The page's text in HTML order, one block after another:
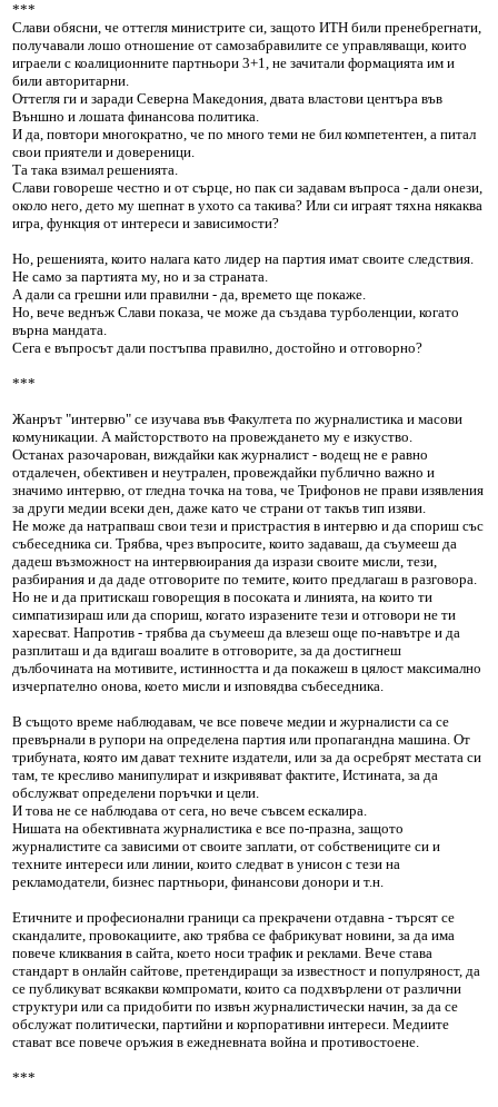
***
Слави обясни, че оттегля министрите си, защото ИТН били пренебрегнати,
получавали лошо отношение от самозабравилите се управляващи, които
играели с коалиционните партньори 3+1, не зачитали формацията им и
били авторитарни.
Оттегля ги и заради Северна Македония, двата властови центъра във
Външно и лошата финансова политика.
И да, повтори многократно, че по много теми не бил компетентен, а питал
свои приятели и довереници.
Та така взимал решенията.
Слави говореше честно и от сърце, но пак си задавам въпроса - дали онези,
около него, дето му шепнат в ухото са такива? Или си играят тяхна някаква
игра, функция от интереси и зависимости?
Но, решенията, които налага като лидер на партия имат своите следствия.
Не само за партията му, но и за страната.
А дали са грешни или правилни - да, времето ще покаже.
Но, вече веднъж Слави показа, че може да създава турболенции, когато
върна мандата.
Сега е въпросът дали постъпва правилно, достойно и отговорно?
***
Жанрът "интервю" се изучава във Факултета по журналистика и масови
комуникации. А майсторството на провеждането му е изкуство.
Останах разочарован, виждайки как журналист - водещ не е равно
отдалечен, обективен и неутрален, провеждайки публично важно и
значимо интервю, от гледна точка на това, че Трифонов не прави изявления
за други медии всеки ден, даже като че страни от такъв тип изяви.
Не може да натрапваш свои тези и пристрастия в интервю и да спориш със
събеседника си. Трябва, чрез въпросите, които задаваш, да съумееш да
дадеш възможност на интервюирания да изрази своите мисли, тези,
разбирания и да даде отговорите по темите, които предлагаш в разговора.
Но не и да притискаш говорещия в посоката и линията, на които ти
симпатизираш или да спориш, когато изразените тези и отговори не ти
харесват. Напротив - трябва да съумееш да влезеш още по-навътре и да
разплиташ и да вдигаш воалите в отговорите, за да достигнеш
дълбочината на мотивите, истинността и да покажеш в цялост максимално
изчерпателно онова, което мисли и изповядва събеседника.
В същото време наблюдавам, че все повече медии и журналисти са се
превърнали в рупори на определена партия или пропагандна машина. От
трибуната, която им дават техните издатели, или за да осребрят местата си
там, те кресливо манипулират и изкривяват фактите, Истината, за да
обслужват определени поръчки и цели.
И това не се наблюдава от сега, но вече съвсем ескалира.
Нишата на обективната журналистика е все по-празна, защото
журналистите са зависими от своите заплати, от собствениците си и
техните интереси или линии, които следват в унисон с тези на
рекламодатели, бизнес партньори, финансови донори и т.н.
Етичните и професионални граници са прекрачени отдавна - търсят се
скандалите, провокациите, ако трябва се фабрикуват новини, за да има
повече кликвания в сайта, което носи трафик и реклами. Вече става
стандарт в онлайн сайтове, претендиращи за известност и популряност, да
се публикуват всякакви компромати, които са подхвърлени от различни
структури или са придобити по извън журналистически начин, за да се
обслужат политически, партийни и корпоративни интереси. Медиите
стават все повече оръжия в ежедневната война и противостоене.
***